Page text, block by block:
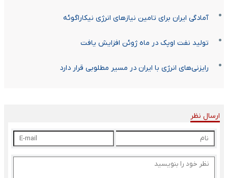
آمادگی ایران برای تامین نیازهای انرژی نیکاراگوئه
تولید نفت اوپک در ماه ژوئن افزایش یافت
رایزنی‌های انرژی با ایران در مسیر مطلوبی قرار دارد
ارسال نظر